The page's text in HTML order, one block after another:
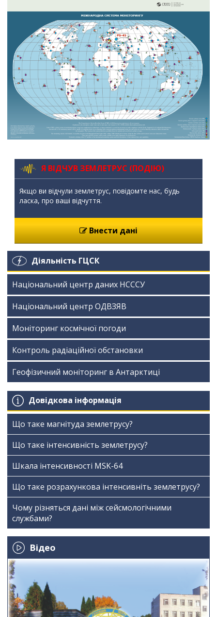
Я ВІДЧУВ ЗЕМЛЕТРУС (ПОДІЮ)
Якщо ви відчули землетрус, повідомте нас, будь
ласка, про ваші відчуття.
Внести дані
Діяльність ГЦСК
Національний центр даних НСССУ
Національний центр ОДВЗЯВ
Моніторинг космічної погоди
Контроль радіаційної обстановки
Геофізичний моніторинг в Антарктиці
Довідкова інформація
Що таке магнітуда землетрусу?
Що таке інтенсивність землетрусу?
Шкала інтенсивності МSK-64
Що таке розрахункова інтенсивніть землетрусу?
Чому різняться дані між сейсмологічними
службами?
Відео